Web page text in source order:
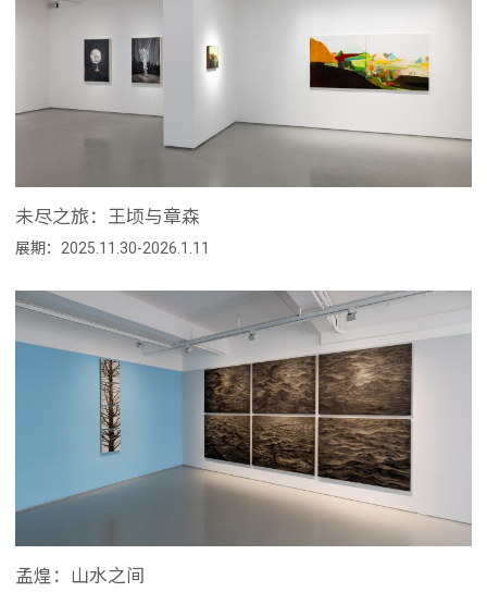
未尽之旅：王顷与章森
展期：2025.11.30-2026.1.11
孟煌：山水之间